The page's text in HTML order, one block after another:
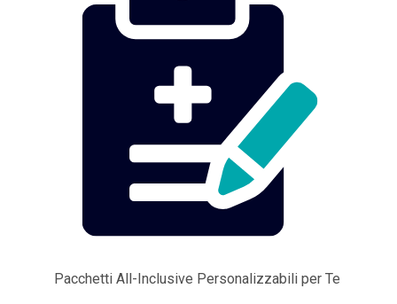
Pacchetti All-Inclusive Personalizzabili per Te